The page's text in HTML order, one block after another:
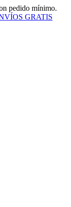
pedido mínimo.
GRATIS